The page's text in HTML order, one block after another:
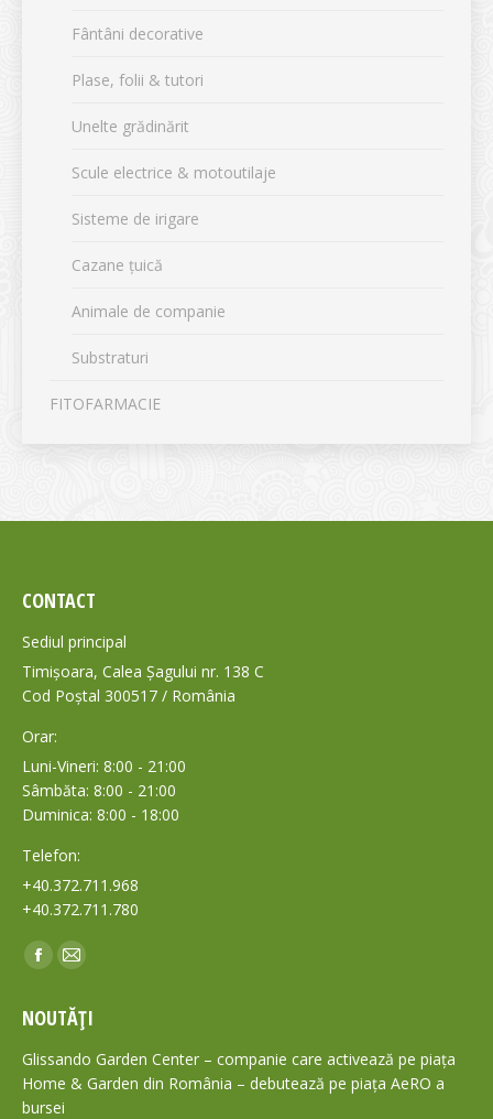
Fântâni decorative
Plase, folii & tutori
Unelte grădinărit
Scule electrice & motoutilaje
Sisteme de irigare
Cazane țuică
Animale de companie
Substraturi
FITOFARMACIE
CONTACT
Sediul principal
Timișoara, Calea Șagului nr. 138 C
Cod Poștal 300517 / România
Orar:
Luni-Vineri: 8:00 - 21:00
Sâmbăta: 8:00 - 21:00
Duminica: 8:00 - 18:00
Telefon:
+40.372.711.968
+40.372.711.780
Find us on:
Facebook
opens
in
new
window
Mail
opens
in
new
NOUTĂȚI
Glissando Garden Center – companie care activează pe piața
Home & Garden din România – debutează pe piața AeRO a
bursei